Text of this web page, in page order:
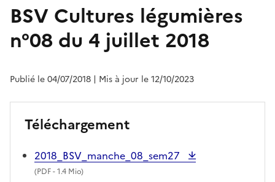
BSV Cultures légumières
n°08 du 4 juillet 2018
Publié le 04/07/2018 | Mis à jour le 12/10/2023
Téléchargement
2018_BSV_manche_08_sem27
(PDF- 1.4 Mio)